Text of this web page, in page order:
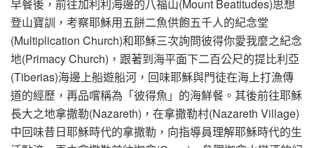
早餐後，前往加利利海邊的八福山(Mount Beatitudes)思想
登山寶訓，考察耶穌用五餅二魚供飽五千人的紀念堂
(Multiplication Church)和耶穌三次詢問彼得你愛我麼之紀念
地(Primacy Church)，跟著到海平面下二百公尺的提比利亞
(Tiberias)海邊上船遊船河，回味耶穌與門徒在海上打漁傳
道的經歷，再品嚐稱為「彼得魚」的海鮮餐。其後前往耶穌
長大之地拿撒勒(Nazareth)，在拿撒勒村(Nazareth Village)
中回味昔日耶穌時代的拿撒勒，向指導員理解耶穌時代的生